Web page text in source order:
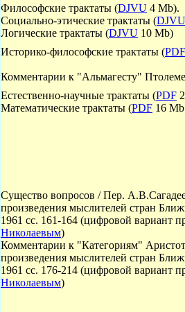
Философские трактаты (DJVU 4 Mb).
Социально-этические трактаты (DJVU
Логические трактаты (DJVU 10 Mb)
Историко-философские трактаты (PDF
Комментарии к "Альмагесту"
Естественно-научные трактаты (PDF
Математические трактаты (PDF 16
Существо вопросов / Пер.
произведения мыслителей стран
1961 сс. 161-164 (цифровой вариант
Николаевым)
Комментарии к "Категориям"
произведения мыслителей стран
1961 сс. 176-214 (цифровой вариант
Николаевым)